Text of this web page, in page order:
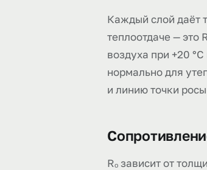
Каждый слой даёт
теплоотдаче — это
воздуха при +20
нормально для
и линию точки
Rₒ зависит от